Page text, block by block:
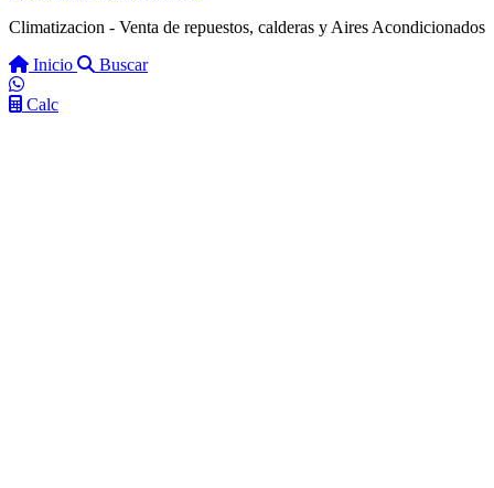
Climatizacion - Venta de repuestos, calderas y Aires Acondicionados
Inicio
Buscar
Calc